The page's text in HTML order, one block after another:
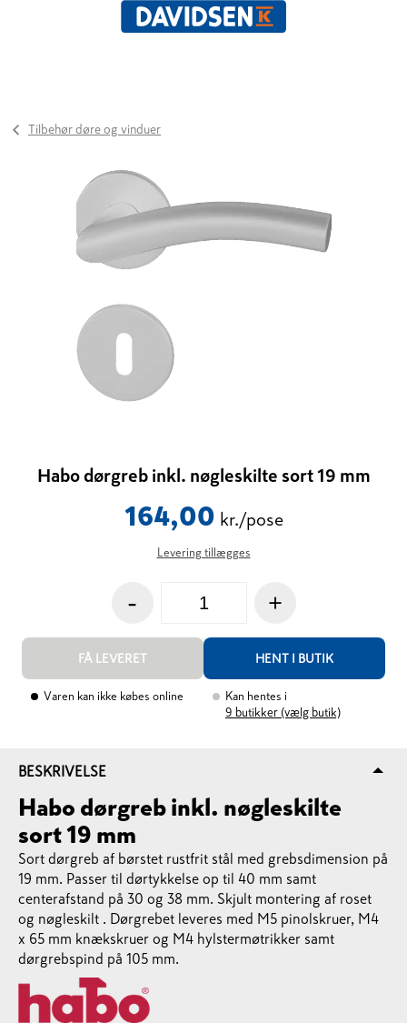
Tilbehør døre og vinduer
Habo dørgreb inkl. nøgleskilte sort 19 mm
164,00 kr./pose
Levering tillægges
- +
FÅ LEVERET HENT I BUTIK
Varen kan ikke købes online
Kan hentes i
9 butikker (vælg butik)
BESKRIVELSE
Habo dørgreb inkl. nøgleskilte
sort 19 mm
Sort dørgreb af børstet rustfrit stål med grebsdimension på
19 mm. Passer til dørtykkelse op til 40 mm samt
centerafstand på 30 og 38 mm. Skjult montering af roset
og nøgleskilt . Dørgrebet leveres med M5 pinolskruer, M4
x 65 mm knækskruer og M4 hylstermøtrikker samt
dørgrebspind på 105 mm.